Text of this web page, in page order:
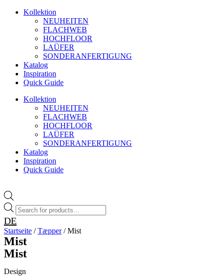
Zum
Kollektion
NEUHEITEN
FLACHWEB
HOCHFLOOR
LAÜFER
SONDERANFERTIGUNG
Katalog
Inspiration
Quick Guide
Kollektion
NEUHEITEN
FLACHWEB
HOCHFLOOR
LAÜFER
SONDERANFERTIGUNG
Katalog
Inspiration
Quick Guide
Products
search
DE
Startseite /Tæpper/ Mist
Mist
Mist
Design